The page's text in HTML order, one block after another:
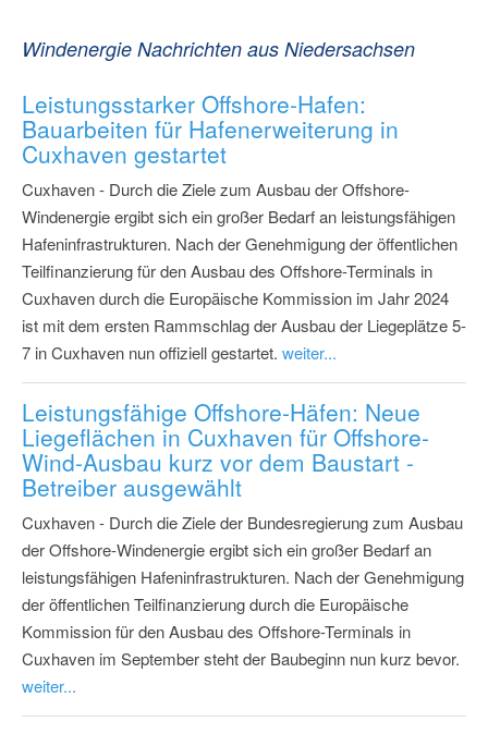
Windenergie Nachrichten aus Niedersachsen
Leistungsstarker Offshore-Hafen:
Bauarbeiten für Hafenerweiterung in
Cuxhaven gestartet
Cuxhaven - Durch die Ziele zum Ausbau der Offshore-
Windenergie ergibt sich ein großer Bedarf an leistungsfähigen
Hafeninfrastrukturen. Nach der Genehmigung der öffentlichen
Teilfinanzierung für den Ausbau des Offshore-Terminals in
Cuxhaven durch die Europäische Kommission im Jahr 2024
ist mit dem ersten Rammschlag der Ausbau der Liegeplätze 5-
7 in Cuxhaven nun offiziell gestartet. weiter...
Leistungsfähige Offshore-Häfen: Neue
Liegeflächen in Cuxhaven für Offshore-
Wind-Ausbau kurz vor dem Baustart -
Betreiber ausgewählt
Cuxhaven - Durch die Ziele der Bundesregierung zum Ausbau
der Offshore-Windenergie ergibt sich ein großer Bedarf an
leistungsfähigen Hafeninfrastrukturen. Nach der Genehmigung
der öffentlichen Teilfinanzierung durch die Europäische
Kommission für den Ausbau des Offshore-Terminals in
Cuxhaven im September steht der Baubeginn nun kurz bevor.
weiter...